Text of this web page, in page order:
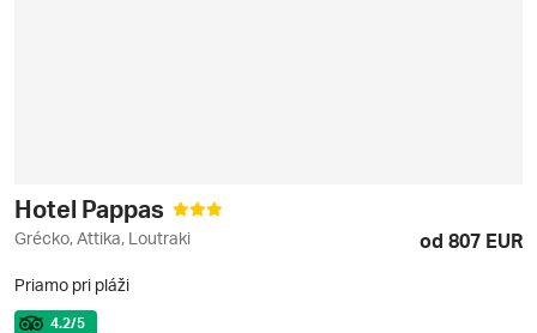
Hotel Pappas
Grécko, Attika, Loutraki od 807 EUR
Priamo pri pláži
4.2/5